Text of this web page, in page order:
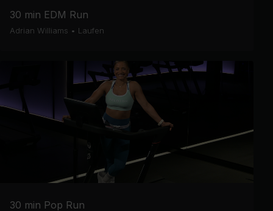
30 min EDM Run
Adrian Williams • Laufen
30 min Pop Run